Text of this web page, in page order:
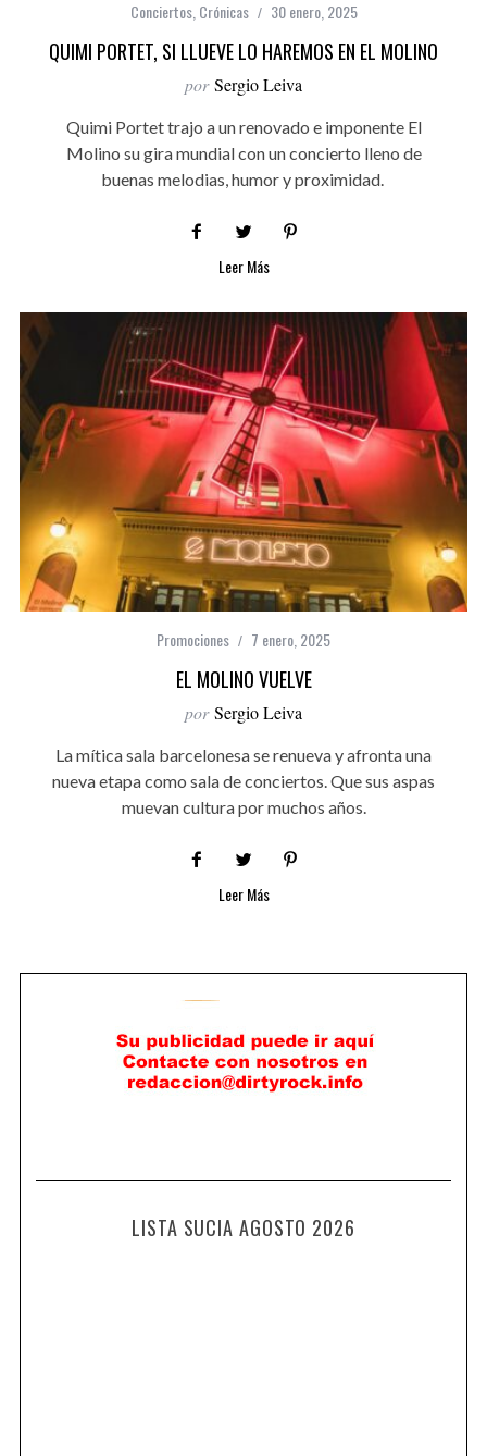
Conciertos, Crónicas 30 enero, 2025
QUIMI PORTET, SI LLUEVE LO HAREMOS EN EL MOLINO
por Sergio Leiva
Quimi Portet trajo a un renovado e imponente El
Molino su gira mundial con un concierto lleno de
buenas melodias, humor y proximidad.
Leer Más
Promociones 7 enero, 2025
EL MOLINO VUELVE
por Sergio Leiva
La mítica sala barcelonesa se renueva y afronta una
nueva etapa como sala de conciertos. Que sus aspas
muevan cultura por muchos años.
Leer Más
LISTA SUCIA AGOSTO 2026